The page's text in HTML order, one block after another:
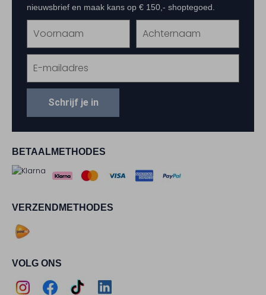
BETAALMETHODES
VERZENDMETHODES
VOLG ONS
nieuwsbrief en maak kans op € 150,- shoptegoed.
Schrijf je in